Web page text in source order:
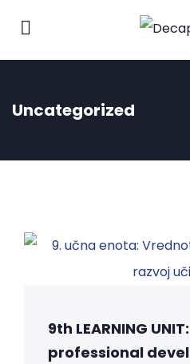
Uncategorized
9th LEARNING
professional